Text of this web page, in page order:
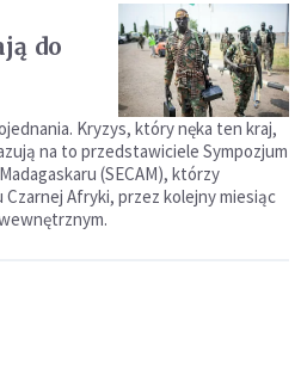
do
Kryzys, który nęka ten kraj,
na to przedstawiciele Sympozjum
(SECAM), którzy
Afryki, przez kolejny miesiąc